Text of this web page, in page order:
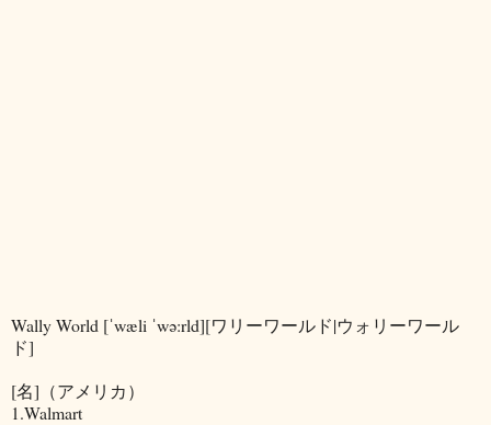
Wally World [ˈwæli ˈwə:rld][ワリーワールド|ウォリーワール
ド]
[名]（アメリカ）
1.Walmart